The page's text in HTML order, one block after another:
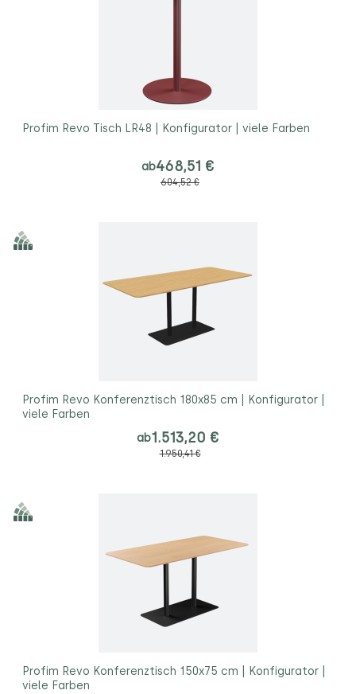
Profim Revo Tisch LR48 | Konfigurator | viele Farben
ab468,51 €
604,52 €
Profim Revo Konferenztisch 180x85 cm | Konfigurator |
viele Farben
ab1.513,20 €
1.950,41 €
Profim Revo Konferenztisch 150x75 cm | Konfigurator |
viele Farben